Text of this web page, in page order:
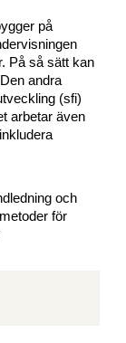
på
. På så sätt kan
Den andra
(sfi)
arbetar även
och
metoder för